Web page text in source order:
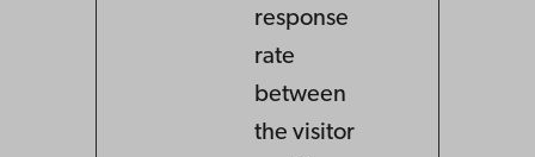
response
rate
between
the visitor